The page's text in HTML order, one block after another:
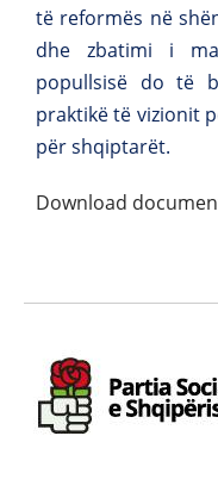
të reformës në
dhe zbatimi i
popullsisë do të
praktikë të vizionit
për shqiptarët.
Download